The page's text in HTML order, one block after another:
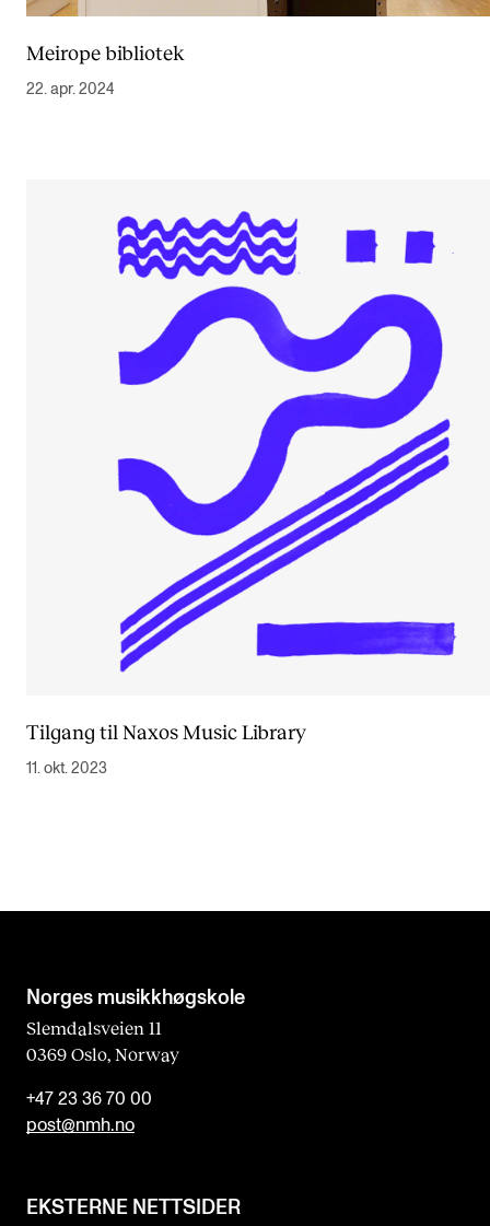
Meirope bibliotek
22. apr. 2024
Tilgang til Naxos Music Library
11. okt. 2023
Norges musikk­høgskole
Slemdalsveien 11
0369 Oslo, Norway
+47 23 36 70 00
post@nmh.no
EKSTERNE NETTSIDER